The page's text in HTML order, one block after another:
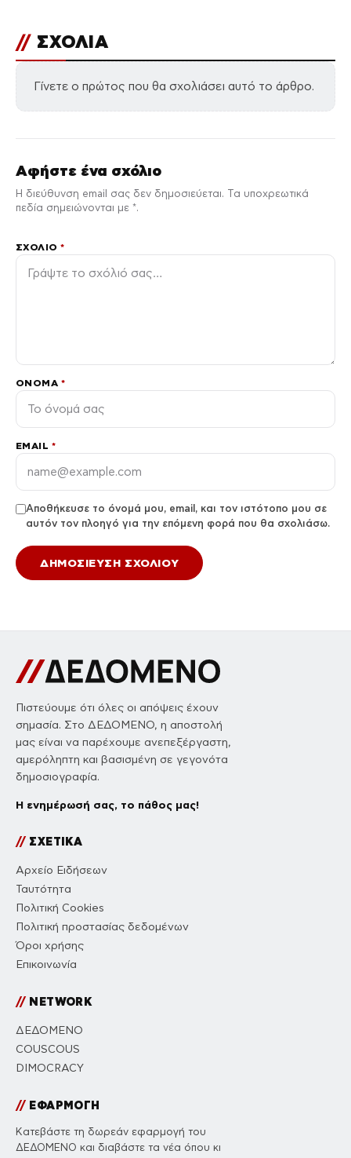
// ΣΧΟΛΙΑ
Γίνετε ο πρώτος που θα σχολιάσει αυτό το άρθρο.
Αφήστε ένα σχόλιο
Η διεύθυνση email σας δεν δημοσιεύεται. Τα υποχρεωτικά
πεδία σημειώνονται με *.
ΣΧΌΛΙΟ*
ΌΝΟΜΑ *
EMAIL *
Αποθήκευσε το όνομά μου, email, και τον ιστότοπο μου σε
αυτόν τον πλοηγό για την επόμενη φορά που θα σχολιάσω.
Πιστεύουμε ότι όλες οι απόψεις έχουν
σημασία. Στο ΔΕΔΟΜΕΝΟ, η αποστολή
μας είναι να παρέχουμε ανεπεξέργαστη,
αμερόληπτη και βασισμένη σε γεγονότα
δημοσιογραφία.
Η ενημέρωσή σας, το πάθος μας!
//ΣΧΕΤΙΚΑ
Αρχείο Ειδήσεων
Ταυτότητα
Πολιτική Cookies
Πολιτική προστασίας δεδομένων
Όροι χρήσης
Επικοινωνία
//NETWORK
ΔΕΔΟΜΕΝΟ
COUSCOUS
DIMOCRACY
//ΕΦΑΡΜΟΓΗ
Κατεβάστε τη δωρεάν εφαρμογή του
ΔΕΔΟΜΕΝΟ και διαβάστε τα νέα όπου κι